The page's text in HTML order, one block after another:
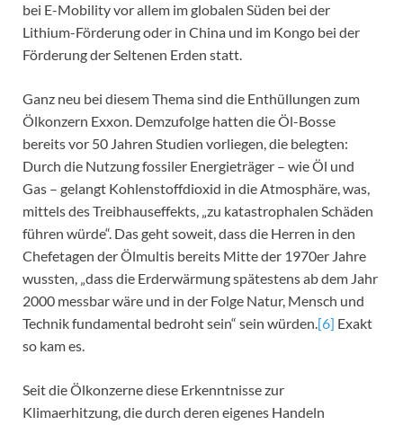
bei E-Mobility vor allem im globalen Süden bei der
Lithium-Förderung oder in China und im Kongo bei der
Förderung der Seltenen Erden statt.
Ganz neu bei diesem Thema sind die Enthüllungen zum
Ölkonzern Exxon. Demzufolge hatten die Öl-Bosse
bereits vor 50 Jahren Studien vorliegen, die belegten:
Durch die Nutzung fossiler Energieträger – wie Öl und
Gas – gelangt Kohlenstoffdioxid in die Atmosphäre, was,
mittels des Treibhauseffekts, „zu katastrophalen Schäden
führen würde“. Das geht soweit, dass die Herren in den
Chefetagen der Ölmultis bereits Mitte der 1970er Jahre
wussten, „dass die Erderwärmung spätestens ab dem Jahr
2000 messbar wäre und in der Folge Natur, Mensch und
Technik fundamental bedroht sein“ sein würden.[6] Exakt
so kam es.
Seit die Ölkonzerne diese Erkenntnisse zur
Klimaerhitzung, die durch deren eigenes Handeln